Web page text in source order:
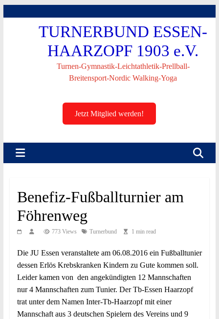
TURNERBUND ESSEN-
HAARZOPF 1903 e.V.
Turnen-Gymnastik-Leichtathletik-Prellball-
Breitensport-Nordic Walking-Yoga
Jetzt Mitglied werden!
Benefiz-Fußballturnier am
Föhrenweg
773 Views Turnerbund 1 min read
Die JU Essen veranstaltete am 06.08.2016 ein Fußballtunier
dessen Erlös Krebskranken Kindern zu Gute kommen soll.
Leider kamen von den angekündigten 12 Mannschaften
nur 4 Mannschaften zum Tunier. Der Tb-Essen Haarzopf
trat unter dem Namen Inter-Tb-Haarzopf mit einer
Mannschaft aus 3 deutschen Spielern des Vereins und 9